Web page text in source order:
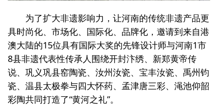
为了扩大非遗影响力，让河南的传统非遗产品更
具时尚化、市场化、国际化、品牌化，邀请到来自港
澳大陆的15位具有国际大奖的先锋设计师与河南1市
8县非遗代表性传承人围绕开封汴绣、新郑黄帝传
说、巩义巩县窑陶瓷、汝州汝瓷、宝丰汝瓷、禹州钧
瓷、温县太极拳与四大怀药、孟津唐三彩、渑池仰韶
彩陶共同打造了“黄河之礼”。